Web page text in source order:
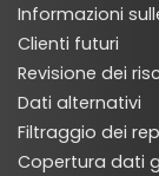
Informazioni
Clienti futuri
Revisione dei
Dati alternativi
Filtraggio dei
Copertura dati